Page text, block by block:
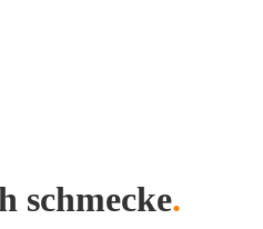
schmecke.